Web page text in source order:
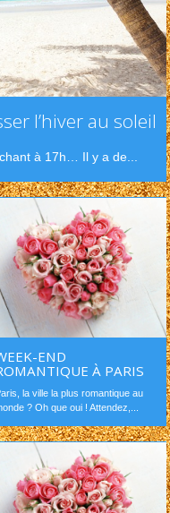
l’hiver au soleil
à 17h… Il y a de...
END
À PARIS
la ville la plus romantique au
? Oh que oui ! Attendez,...